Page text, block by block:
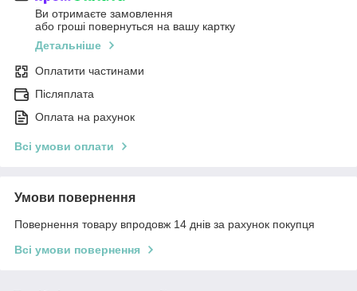
Ви отримаєте замовлення
або гроші повернуться на вашу картку
Детальніше
Оплатити частинами
Післяплата
Оплата на рахунок
Всі умови оплати
Умови повернення
Повернення товару впродовж 14 днів за рахунок покупця
Всі умови повернення